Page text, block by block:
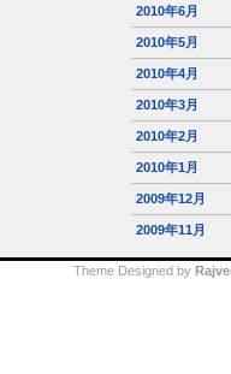
2010年6月
2010年5月
2010年4月
2010年3月
2010年2月
2010年1月
2009年12月
2009年11月
Theme Designed by